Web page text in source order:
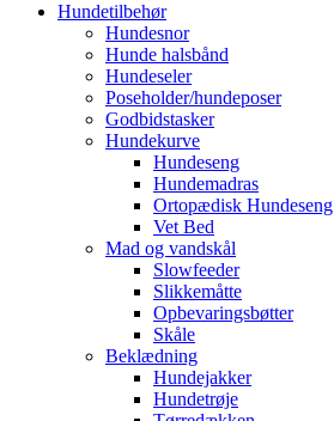
Hundetilbehør
Hundesnor
Hunde halsbånd
Hundeseler
Poseholder/hundeposer
Godbidstasker
Hundekurve
Hundeseng
Hundemadras
Ortopædisk Hundeseng
Vet Bed
Mad og vandskål
Slowfeeder
Slikkemåtte
Opbevaringsbøtter
Skåle
Beklædning
Hundejakker
Hundetrøje